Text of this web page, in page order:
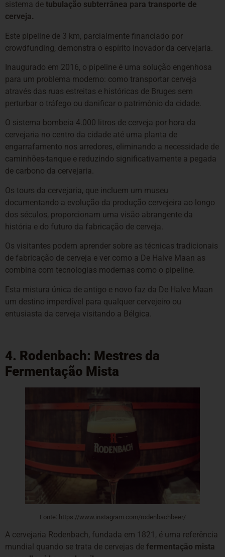
sistema de tubulação subterrânea para transporte de
cerveja.
Este pipeline de 3 km, parcialmente financiado por
crowdfunding, demonstra o espírito inovador da cervejaria.
Inaugurado em 2016, o pipeline é uma solução engenhosa
para um problema moderno: como transportar cerveja
através das ruas estreitas e históricas de Bruges sem
perturbar o tráfego ou danificar o patrimônio da cidade.
O sistema bombeia 4.000 litros de cerveja por hora da
cervejaria no centro da cidade até uma planta de
engarrafamento nos arredores, eliminando a necessidade de
caminhões-tanque e reduzindo significativamente a pegada
de carbono da cervejaria.
Os tours da cervejaria, que incluem um museu
documentando a evolução da produção cervejeira ao longo
dos séculos, proporcionam uma visão abrangente da
história e do futuro da fabricação de cerveja.
Os visitantes podem aprender sobre as técnicas tradicionais
de fabricação de cerveja e ver como a De Halve Maan as
combina com tecnologias modernas como o pipeline.
Esta mistura única de antigo e novo faz da De Halve Maan
um destino imperdível para qualquer cervejeiro ou
entusiasta da cerveja visitando a Bélgica.
4. Rodenbach: Mestres da
Fermentação Mista
Fonte: https://www.instagram.com/rodenbachbeer/
A cervejaria Rodenbach, fundada em 1821, é uma referência
mundial quando se trata de cervejas de fermentação mista